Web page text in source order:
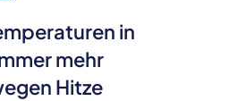
in
mehr
Hitze